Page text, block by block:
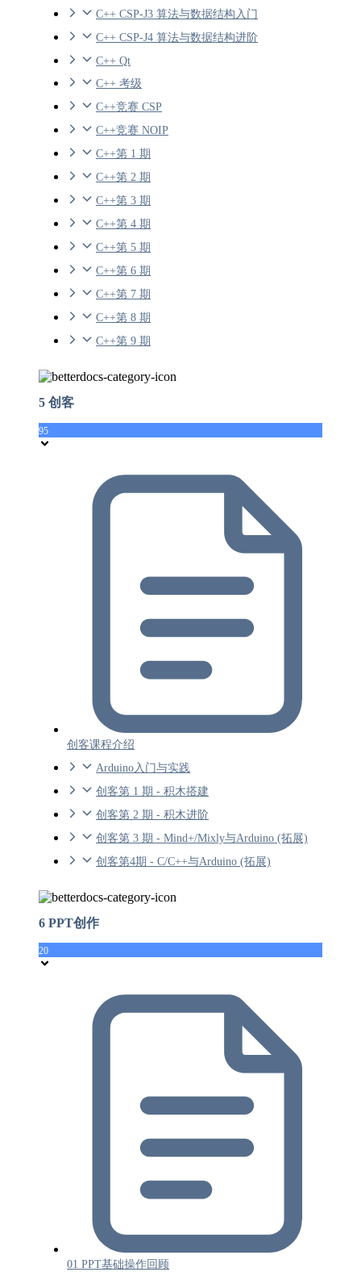
C++ CSP-J3 算法与数据结构入门
C++ CSP-J4 算法与数据结构进阶
C++ Qt
C++ 考级
C++竞赛 CSP
C++竞赛 NOIP
C++第 1 期
C++第 2 期
C++第 3 期
C++第 4 期
C++第 5 期
C++第 6 期
C++第 7 期
C++第 8 期
C++第 9 期
5 创客
95
创客课程介绍
Arduino入门与实践
创客第 1 期 - 积木搭建
创客第 2 期 - 积木进阶
创客第 3 期 - Mind+/Mixly与Arduino (拓展)
创客第4期 - C/C++与Arduino (拓展)
6 PPT创作
20
01 PPT基础操作回顾